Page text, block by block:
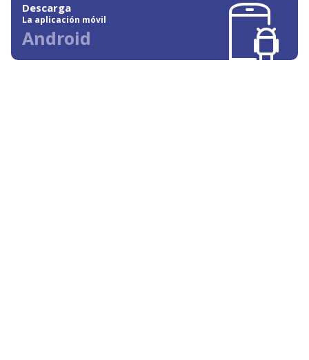
Descarga
La aplicación móvil
Android